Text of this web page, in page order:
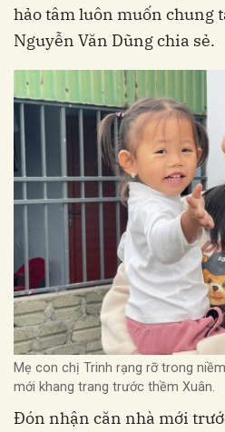
hảo tâm luôn muốn chung
Nguyễn Văn Dũng chia sẻ.
Mẹ con chị Trinh rạng rỡ trong
mới khang trang trước thềm Xuân.
Đón nhận căn nhà mới